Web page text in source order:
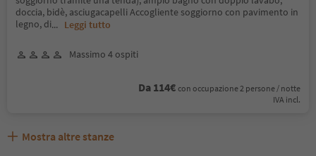
doccia, bidè, asciugacapelli Accogliente soggiorno con pavimento in
legno, di... Leggi tutto
Massimo 4 ospiti
Da 114€ con occupazione 2 persone / notte
IVA incl.
Mostra altre stanze